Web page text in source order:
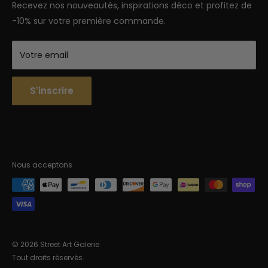
Recevez nos nouveautés, inspirations déco et profitez de
-10% sur votre première commande.
Votre email
S'inscrire
Nous acceptons
© 2026 Street Art Galerie
Tout droits réservés.